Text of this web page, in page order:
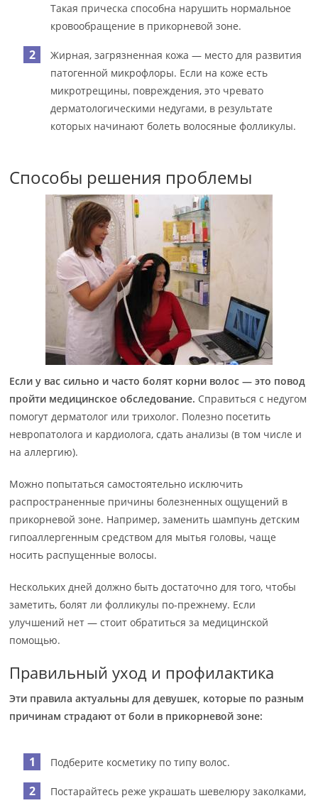
Такая прическа способна нарушить нормальное
кровообращение в прикорневой зоне.
Жирная, загрязненная кожа — место для развития
патогенной микрофлоры. Если на коже есть
микротрещины, повреждения, это чревато
дерматологическими недугами, в результате
которых начинают болеть волосяные фолликулы.
Способы решения проблемы
Если у вас сильно и часто болят корни волос — это повод
пройти медицинское обследование. Справиться с недугом
помогут дерматолог или трихолог. Полезно посетить
невропатолога и кардиолога, сдать анализы (в том числе и
на аллергию).
Можно попытаться самостоятельно исключить
распространенные причины болезненных ощущений в
прикорневой зоне. Например, заменить шампунь детским
гипоаллергенным средством для мытья головы, чаще
носить распущенные волосы.
Нескольких дней должно быть достаточно для того, чтобы
заметить, болят ли фолликулы по-прежнему. Если
улучшений нет — стоит обратиться за медицинской
помощью.
Правильный уход и профилактика
Эти правила актуальны для девушек, которые по разным
причинам страдают от боли в прикорневой зоне:
Подберите косметику по типу волос.
Постарайтесь реже украшать шевелюру заколками,